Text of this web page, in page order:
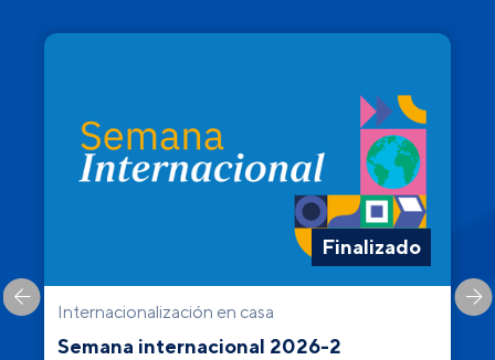
Finalizado
Internacionalización en casa
Semana internacional 2026-2